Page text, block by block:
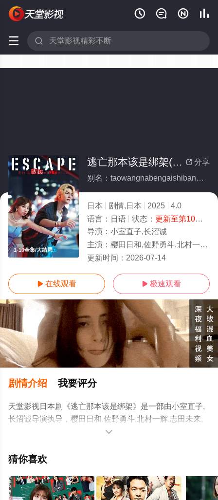
   
 
1-10全集/大结局
 分享
逃亡那本该是绑架(全集)
别名：taowangnabengaishibangjia
日本 剧情,日本 2025
4.0
语言： 日语 状态： 更新至第10集
导演： 小室直子,长沼诚
主演： 樱田日和,佐野勇斗,北村一辉,志田未来,富田靖子,山口马木也,松尾谕,结木滉星,初夏
更新时间： 2026-07-14
 在线观看  极速观看
剧情介绍 我要评分
天堂影视日本剧《逃亡那本该是绑架》是一部由小室直子,
长沼诚导演执导，樱田日和,佐野勇斗,北村一辉,志田未来,
富田靖子,山口马木也,松尾谕,结木滉星,初夏等演员精彩演
免费观看高清未删减完整版电视剧全集就上天堂电影网，
视剧、电视猫或剧情网等平台了解。

猜你喜欢